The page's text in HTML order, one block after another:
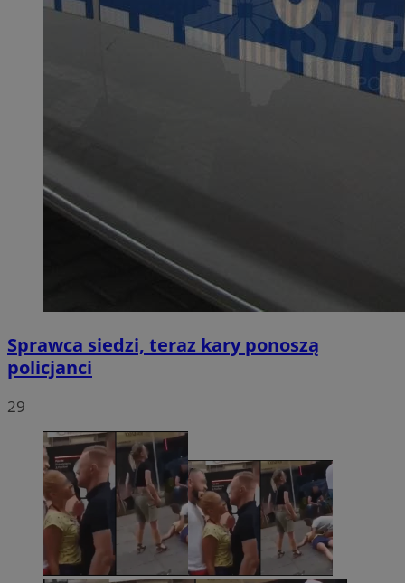
Sprawca siedzi, teraz kary ponoszą
policjanci
29